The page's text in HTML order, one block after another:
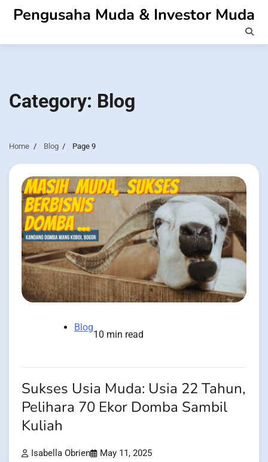
SkipPengusaha Muda & Investor Muda
Category: Blog
Home Blog Page 9
Blog
10 min read
Sukses Usia Muda: Usia 22 Tahun,
Pelihara 70 Ekor Domba Sambil
Kuliah
Isabella Obrien May 11, 2025